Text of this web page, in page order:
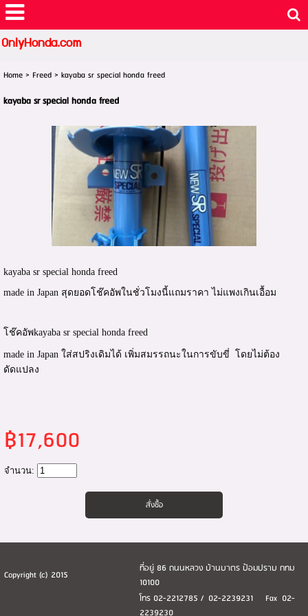
OnlyHonda.com
Home> Freed> kayaba sr special honda freed
kayaba sr special honda freed
kayaba sr special honda freed
made in Japan สุดยอดโช๊คอัพในชั่วโมงนี้แถมราคา ไม่แพงเกินเอื้อม
โช๊คอัพkayaba sr special honda freed
made in Japan ใส่สปริงเดิมได้ เพิ่มสมรรถนะในการขับขี่ โดยไม่ต้อง
ดัดแปลง
฿17,600
จำนวน:
Copyright (c) 2015
ที่อยู่ 86 ถนนหลวง บ้านบาตร ป้อมปราบ กทม
10100
โทร 02-2212785 / 02-2239231 Fax 02-